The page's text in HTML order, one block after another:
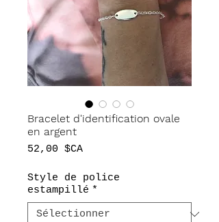
Bracelet d'identification ovale
en argent
52,00 $CAPrix
Style de police
estampillé *